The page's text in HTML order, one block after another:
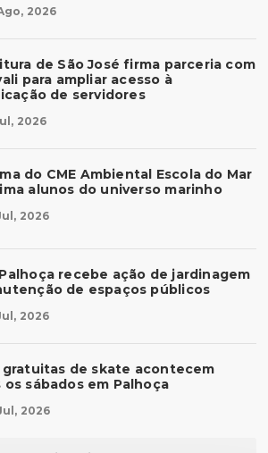
2026
de São José firma parceria com
para ampliar acesso à
de servidores
2026
do CME Ambiental Escola do Mar
alunos do universo marinho
2026
recebe ação de jardinagem
de espaços públicos
2026
gratuitas de skate acontecem
sábados em Palhoça
2026